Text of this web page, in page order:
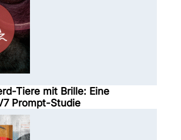
Tiere mit Brille: Eine
Prompt-Studie